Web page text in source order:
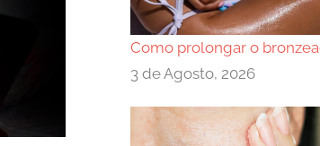
Como prolongar o
3 de Agosto, 2026